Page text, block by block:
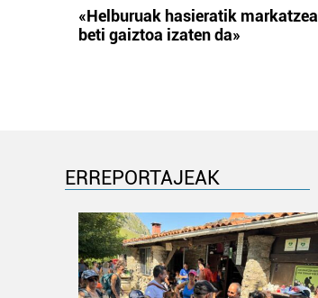
«Helburuak hasieratik markatzea
beti gaiztoa izaten da»
ERREPORTAJEAK